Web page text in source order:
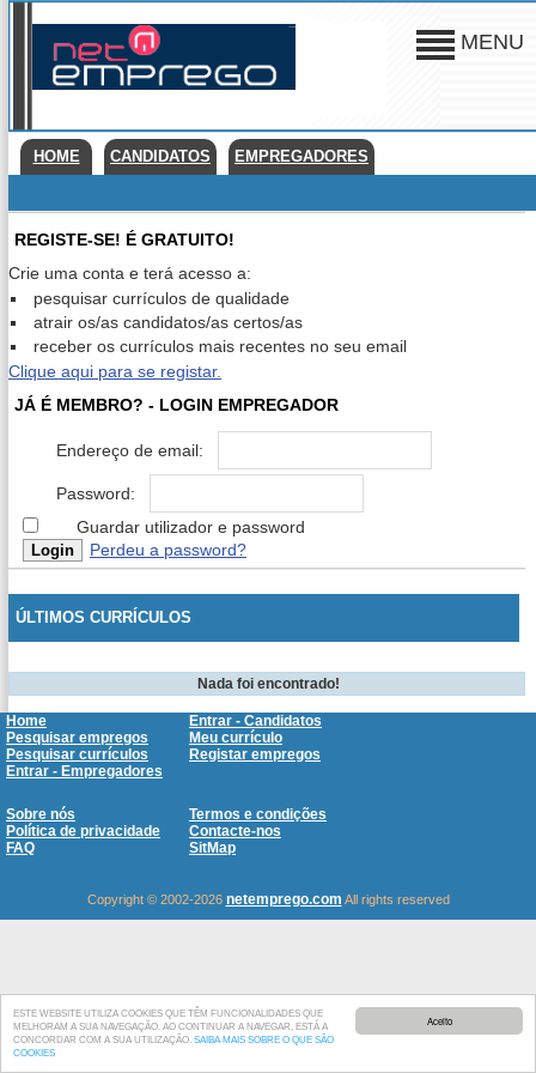
Aceito
ESTE WEBSITE UTILIZA COOKIES QUE TÊM FUNCIONALIDADES QUE
MELHORAM A SUA NAVEGAÇÃO. AO CONTINUAR A NAVEGAR, ESTÁ A
CONCORDAR COM A SUA UTILIZAÇÃO. SAIBA MAIS SOBRE O QUE SÃO
COOKIES
MENU
HOME CANDIDATOS EMPREGADORES
REGISTE-SE! É GRATUITO!
Crie uma conta e terá acesso a:
pesquisar currículos de qualidade
atrair os/as candidatos/as certos/as
receber os currículos mais recentes no seu email
Clique aqui para se registar.
JÁ É MEMBRO? - LOGIN EMPREGADOR
Endereço de email:
Password:
Guardar utilizador e password
Perdeu a password?
ÚLTIMOS CURRÍCULOS
Nada foi encontrado!
Home
Entrar - Candidatos
Pesquisar empregos
Meu currículo
Pesquisar currículos
Registar empregos
Entrar - Empregadores
Sobre nós
Termos e condições
Política de privacidade
Contacte-nos
FAQ
SitMap
Copyright © 2002-2026 netemprego.com All rights reserved